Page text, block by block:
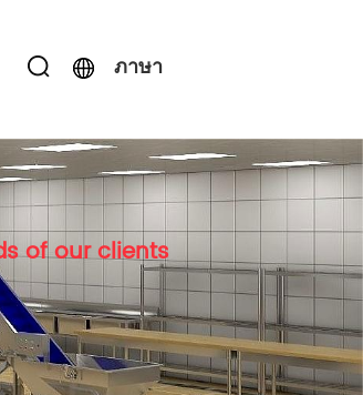
ภาษา
of our clients